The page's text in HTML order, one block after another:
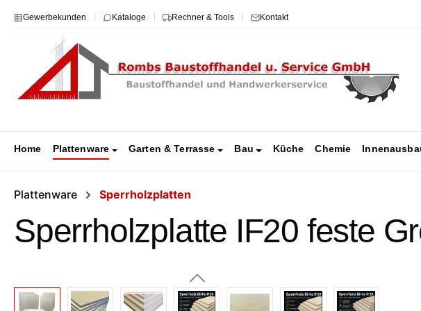
Hauptinhalt springen
Zur Suche springen
Zur Hauptnavigation springen
Gewerbekunden Kataloge Rechner & Tools Kontakt
Home Plattenware Garten & Terrasse Bau Küche Chemie
Plattenware Sperrholzplatten
Sperrholzplatte IF20 feste